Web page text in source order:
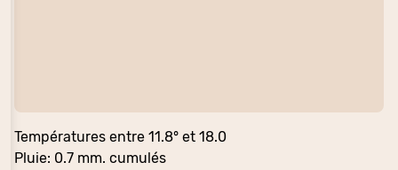
Températures entre 11.8° et 18.0
Pluie: 0.7 mm. cumulés